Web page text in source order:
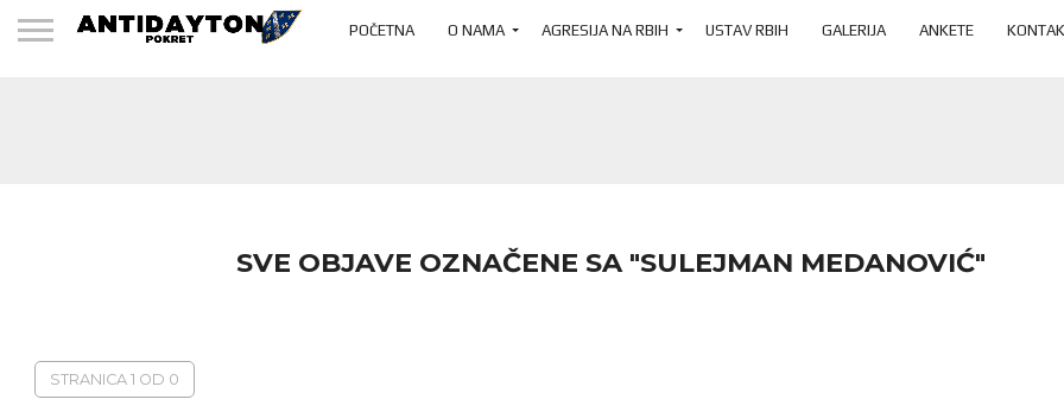
POČETNA O NAMA AGRESIJA NA RBIH USTAV RBIH GALERIJA ANKETE
SVE OBJAVE OZNAČENE SA "SULEJMAN MEDANOVIĆ"
STRANICA 1 OD 0